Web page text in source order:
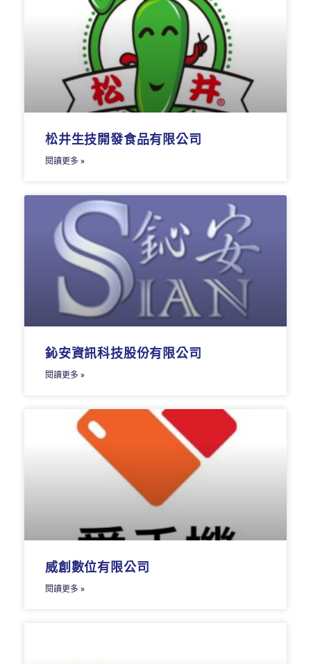
松井生技開發食品有限公司
閱讀更多 »
鈊安資訊科技股份有限公司
閱讀更多 »
威創數位有限公司
閱讀更多 »